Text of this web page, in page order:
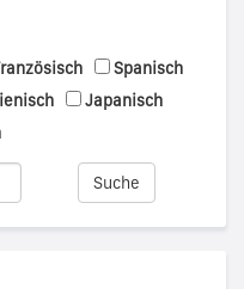
Spanisch
Japanisch
Suche